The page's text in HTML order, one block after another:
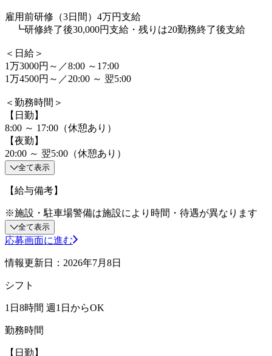
雇用前研修（3日間）4万円支給
┗研修終了後30,000円支給・残りは20勤務終了後支給
＜日給＞
1万3000円～／8:00 ～17:00
1万4500円～／20:00 ～ 翌5:00
＜勤務時間＞
【日勤】
8:00 ～ 17:00（休憩あり）
【夜勤】
20:00 ～ 翌5:00（休憩あり）
全て表示
【給与備考】
※施設・駐車場警備は施設により時間・待遇が異なります
全て表示
応募画面に進む
情報更新日：2026年7月8日
シフト
1日8時間 週1日からOK
勤務時間
【日勤】